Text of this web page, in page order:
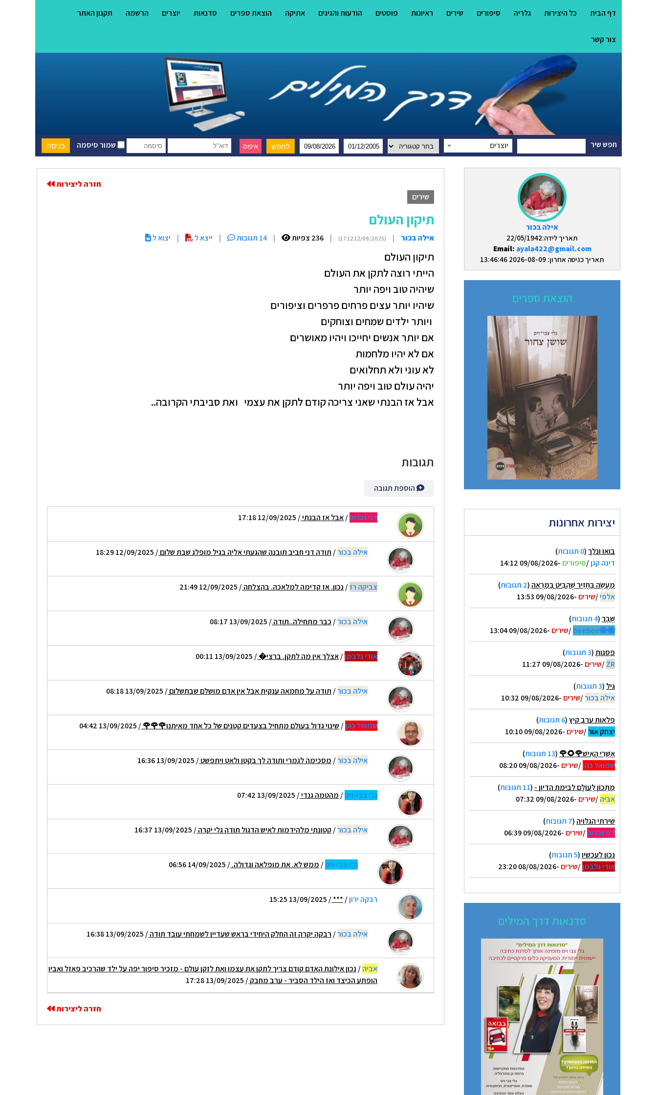
דף הבית כל היצירות גלריה סיפורים שירים ראיונות פוסטים הודעות והגיגים אתיקה הוצאת ספרים סדנאות יוצרים הרשמה תקנון האתר
צור קשר
שמור סיסמה חפש שיר יוצרים
אילה בכור
תאריך לידה:22/05/1942
Email: ayala422@gmail.com
תאריך כניסה אחרון: 2026-08-09 13:46:46
הוצאת ספרים
יצירות אחרונות
בואו ונלך(0 תגובות
)
דינה קגן/סיפורים -09/08/2026 14:12
מַעֲשֶׂה בַּחֲזִיר שֶׁהִבִּיט בַּמַּרְאָה (2 תגובות
)
אלפי/שירים -09/08/2026 13:53
שֶׁבֶר(4 תגובות
)
🐝🐝BeeBee
/שירים -09/08/2026 13:04
פסגות(3 תגובות
)
ZR
/שירים -09/08/2026 11:27
גיל (3 תגובות
)
אילה בכור/שירים -09/08/2026 10:32
פלאות ערב קיץ(6 תגובות
)
יצחק אור/שירים -09/08/2026 10:10
אַשְׁרֵי הָאִישׁ🌹🌻🌹 (13 תגובות
)
שמואל כהן/שירים -09/08/2026 08:20
מַתְכּוֹן לְעוֹלָם לבימת הדיון - (11 תגובות
)
אביה/שירים -09/08/2026 07:32
שירתי הגלויה (7 תגובות
)
דני זכריה/שירים -09/08/2026 06:39
נכון לעכשיו(5 תגובות
)
אודי גלבמן/שירים -08/08/2026 23:20
סדנאות דרך המילים
חזרה ליצירות
שירים
תיקון העולם
אילה בכור |
(12/09/2025 17:12)
| 236 צפיות | 14 תגובות | ייצא ל | יצוא ל
תיקון העולם
הייתי רוצה לתקן את העולם
שיהיה טוב ויפה יותר
שיהיו יותר עצים פרחים פרפרים וציפורים
ויותר ילדים שמחים וצוחקים
אם יותר אנשים יחייכו ויהיו מאושרים
אם לא יהיו מלחמות
לא עוני ולא תחלואים
יהיה עולם טוב ויפה יותר
אבל אז הבנתי שאני צריכה קודם לתקן את עצמי ואת סביבתי הקרובה..
תגובות
הוספת תגובה
דני זכריה/אבל אז הבנתי/ 12/09/2025 17:18
אילה בכור/תודה דני חביב תובנה שהגעתי אליה בגיל מופלג שבת שלום/ 12/09/2025 18:29
צביקה רז/נכון. אז קדימה למלאכה. בהצלחה/ 12/09/2025 21:49
אילה בכור/כבר מתחילה..תודה/ 13/09/2025 08:17
אודי גלבמן/אצלך אין מה לתקן. ברצי�/ 13/09/2025 00:11
אילה בכור/תודה על מחמאה ענקית אבל אין אדם מושלם שבתשלום/ 13/09/2025 08:18
שמואל כהן/שינוי גדול בעולם מתחיל בצעדים קטנים של כל אחד מאיתנו🌹🌹🌹/ 13/09/2025 04:42
אילה בכור/מסכימה לגמרי ותודה לך בקטן ולאט ויתפשט/ 13/09/2025 16:36
גלי צבי-ויס/מהטמה גנדי/ 13/09/2025 07:42
אילה בכור/קטונתי מלהידמות לאיש הדגול תודה גלי יקרה/ 13/09/2025 16:37
גלי צבי-ויס/ממש לא. את מופלאה וגדולה./ 14/09/2025 06:56
רבקה ירון/
***
/ 13/09/2025 15:25
אילה בכור/רבקה יקרה זה החלק היחידי בראש שעדיין לשמחתי עובד תודה/ 13/09/2025 16:38
אביה/נכון אילונת האדם קודם צריך לתקן את עצמו ואת לזקן עולם - מזכיר סיפור יפה על ילד שהרכיב פאזל ואביו
הופתע הכיצד ואז הילד הסביר - ערב מחבק/ 13/09/2025 17:28
חזרה ליצירות